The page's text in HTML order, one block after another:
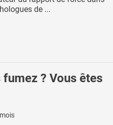
de ...
fumez ? Vous êtes